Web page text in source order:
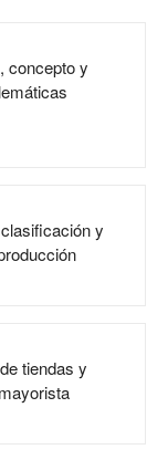
concepto y
y
tiendas y